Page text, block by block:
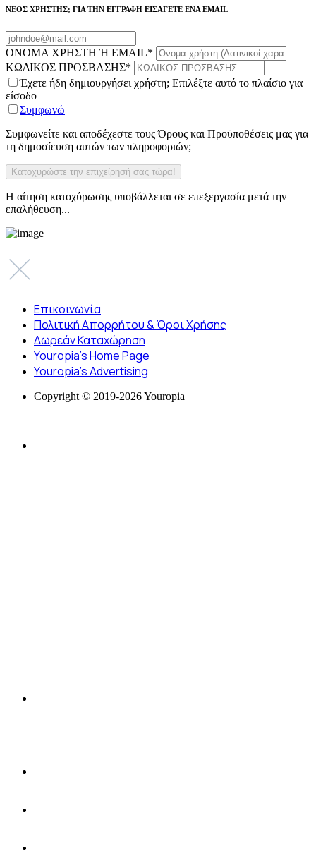
ΝΕΟΣ ΧΡΗΣΤΗΣ; ΓΙΑ ΤΗΝ ΕΓΓΡΑΦΗ ΕΙΣΑΓΕΤΕ ΕΝΑ EMAIL
ΟΝΟΜΑ ΧΡΗΣΤΗ Ή EMAIL*
ΚΩΔΙΚΟΣ ΠΡΟΣΒΑΣΗΣ*
Έχετε ήδη δημιουργήσει χρήστη; Επιλέξτε αυτό το πλαίσιο για
είσοδο
Συμφωνώ
Συμφωνείτε και αποδέχεστε τους Όρους και Προϋποθέσεις μας για
τη δημοσίευση αυτών των πληροφοριών;
Η αίτηση κατοχύρωσης υποβάλλεται σε επεξεργασία μετά την
επαλήθευση...
Επικοινωνία
Πολιτική Απορρήτου & Όροι Χρήσης
Δωρεάν Καταχώρηση
Youropia’s Home Page
Youropia’s Advertising
Copyright © 2019-2026 Youropia